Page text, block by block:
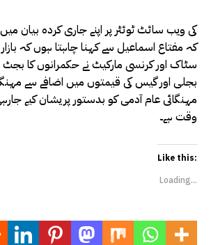
کی ویب سائٹ ٹوئٹر پر اپنے جاری کردہ بیان
کہ مفتاع اسماعیل سے کہنا چاہتا ہوں کہ
سٹاک اور کرنسی مارکیٹ نے حکمرانوں کا بجٹ
بجلی اور گیس کی قیمتوں میں اضافے سے
مہنگائی عام آدمی کو بدستور پریشان کیے
وقت ہے۔
Like this:
Loading...